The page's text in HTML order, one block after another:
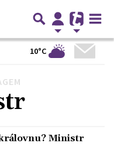
10°C
Ministr